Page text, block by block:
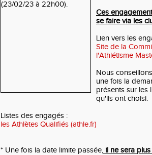
Ces
se faire via les
Lien vers les
Site de la
l'Athlétisme
Nous
une fois la
présents sur les
qu'ils ont choisi.
Listes des engagés :
les Athlètes Qualifiés (athle.fr)
* Une fois la date limite passée, il ne sera